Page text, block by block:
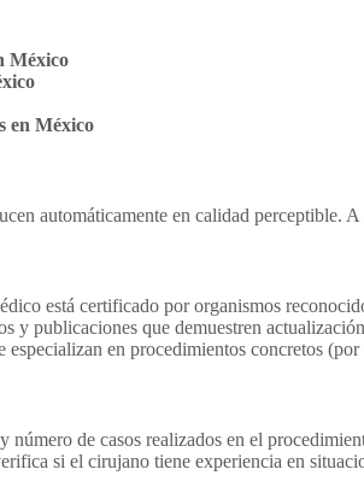
México
en México
automáticamente en calidad perceptible.
está certificado por organismos
y publicaciones que demuestren
especializan en procedimientos concretos
número de casos realizados en el
si el cirujano tiene experiencia en